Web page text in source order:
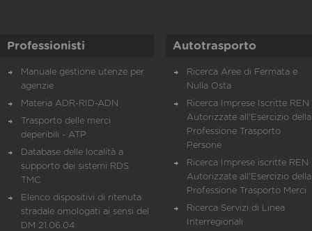
Professionisti
Manuale gestione utenze per
agenzie
Materia ADR-RID-ADN
Trasporto delle merci
deperibili - ATP
Database delle località a
supporto dei sistemi RDS
TMC
Elenco dispositivi di ritenuta
stradale omologati ai sensi del
DM 21.06.04
Autotrasporto
Ricerca Aree di Fermata e
Nulla Osta
Ricerca Imprese Iscritte REN
Autorizzate all'Esercizio della
Professione Trasporto
Persone
Ricerca Imprese iscritte REN
Autorizzate all'Esercizio della
Professione Trasporto Merci
Ricerca Servizi di Linea
Interregionali